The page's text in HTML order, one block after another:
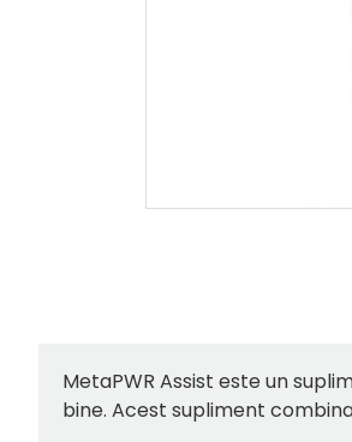
MetaPWR Assist este un
bine. Acest supliment